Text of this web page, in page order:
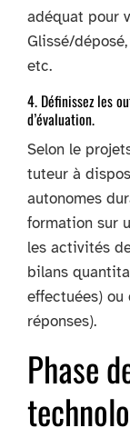
adéquat pour
Glissé/
etc.
4. Définissez les
d’évaluation.
Selon le
tuteur à
autonomes
formation sur
les activités
bilans
effectuées)
réponses).
Phase